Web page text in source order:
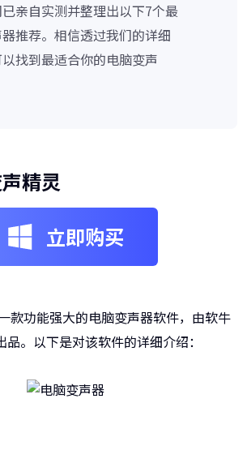
亲自实测并整理出以下7个最
推荐。相信透过我们的详细
找到最适合你的电脑变声
精灵
立即购买
款功能强大的电脑变声器软件，由软牛
。以下是对该软件的详细介绍：